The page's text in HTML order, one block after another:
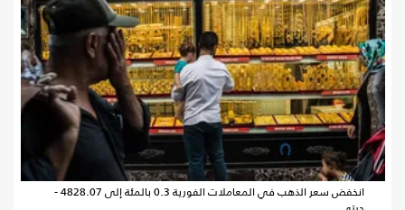
انخفض سعر الذهب في المعاملات الفورية 0.3 بالمئة إلى 4828.07 -